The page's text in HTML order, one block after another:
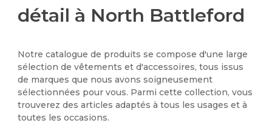
détail à North Battleford
Notre catalogue de produits se compose d'une large
sélection de vêtements et d'accessoires, tous issus
de marques que nous avons soigneusement
sélectionnées pour vous. Parmi cette collection, vous
trouverez des articles adaptés à tous les usages et à
toutes les occasions.